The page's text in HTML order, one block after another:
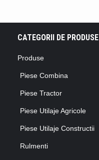
CATEGORII DE PRODUSE
Produse
Piese Combina
Piese Tractor
Piese Utilaje Agricole
Piese Utilaje Constructii
Rulmenti